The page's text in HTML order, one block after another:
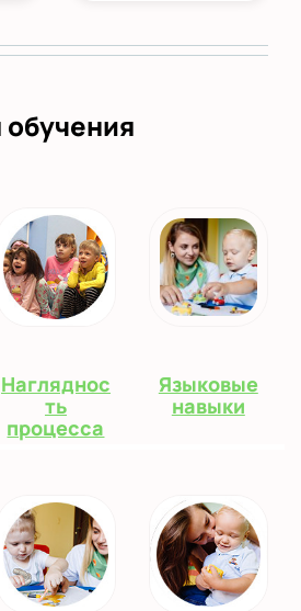
Нагляднос
ть
процесса
Языковые
навыки